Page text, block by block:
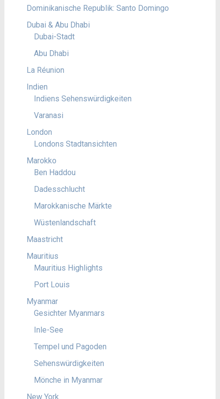
Dominikanische Republik: Santo Domingo
Dubai & Abu Dhabi
Dubai-Stadt
Abu Dhabi
La Réunion
Indien
Indiens Sehenswürdigkeiten
Varanasi
London
Londons Stadtansichten
Marokko
Ben Haddou
Dadesschlucht
Marokkanische Märkte
Wüstenlandschaft
Maastricht
Mauritius
Mauritius Highlights
Port Louis
Myanmar
Gesichter Myanmars
Inle-See
Tempel und Pagoden
Sehenswürdigkeiten
Mönche in Myanmar
New York